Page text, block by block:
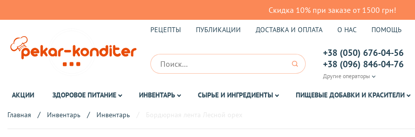
Скидка 10% при заказе от 1500 грн!
РЕЦЕПТЫ ПУБЛИКАЦИИ ДОСТАВКА И ОПЛАТА О НАС ПОМОЩЬ
+38 (050) 676-04-56
+38 (096) 846-04-76
Другие операторы
АКЦИИ ЗДОРОВОЕ ПИТАНИЕ ИНВЕНТАРЬ СЫРЬЕ И ИНГРЕДИЕНТЫ ПИЩЕВЫЕ ДОБАВКИ И КРАСИТЕЛИ
Главная Инвентарь Инвентарь